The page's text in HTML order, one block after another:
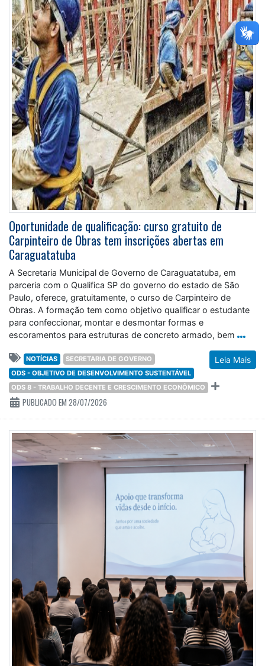
Oportunidade de qualificação: curso gratuito de
Carpinteiro de Obras tem inscrições abertas em
Caraguatatuba
A Secretaria Municipal de Governo de Caraguatatuba, em
parceria com o Qualifica SP do governo do estado de São
Paulo, oferece, gratuitamente, o curso de Carpinteiro de
Obras. A formação tem como objetivo qualificar o estudante
para confeccionar, montar e desmontar formas e
escoramentos para estruturas de concreto armado, bem
Leia Mais
NOTÍCIAS
SECRETARIA DE GOVERNO
ODS - OBJETIVO DE DESENVOLVIMENTO SUSTENTÁVEL
ODS 8 - TRABALHO DECENTE E CRESCIMENTO ECONÔMICO
PUBLICADO EM 28/07/2026